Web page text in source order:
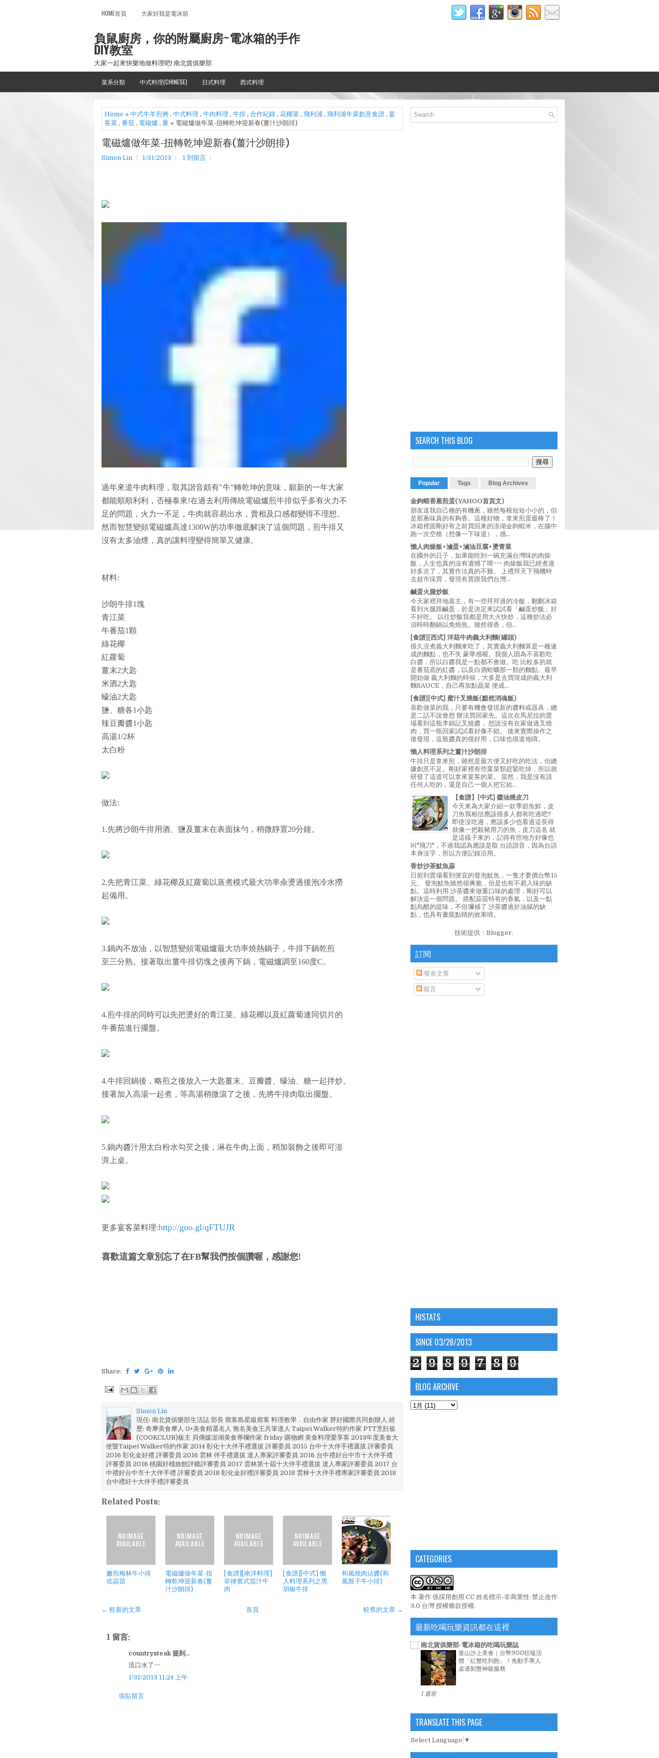
HOME首頁 大家好我是電冰箱
負鼠廚房，你的附屬廚房~電冰箱的手作
DIY教室
大家一起來快樂地做料理吧! 南北貨俱樂部
菜系分類 中式料理(CHINESE) 日式料理 西式料理
Home » 中式牛羊煎烤 , 中式料理 , 牛肉料理 , 牛排 , 合作紀錄 , 花椰菜 , 飛利浦 , 飛利浦年菜創意食譜 , 宴
客菜 , 番茄 , 電磁爐 , 薑 » 電磁爐做年菜-扭轉乾坤迎新春(薑汁沙朗排)
電磁爐做年菜-扭轉乾坤迎新春(薑汁沙朗排)
Simon Lin 1/31/2013 1 則留言
過年來道牛肉料理，取其諧音頗有"牛"轉乾坤的意味，願新的一年大家
都能順順利利，否極泰來!在過去利用傳統電磁爐煎牛排似乎多有火力不
足的問題，火力一不足，牛肉就容易出水，賣相及口感都變得不理想。
然而智慧變頻電磁爐高達1300W的功率徹底解決了這個問題，煎牛排又
沒有太多油煙，真的讓料理變得簡單又健康。
材料:
沙朗牛排1塊
青江菜
牛番茄1顆
綠花椰
紅蘿蔔
薑末2大匙
米酒2大匙
蠔油2大匙
鹽、糖各1小匙
辣豆瓣醬1小匙
高湯1/2杯
太白粉
做法:
1.先將沙朗牛排用酒、鹽及薑末在表面抹勻，稍微靜置20分鐘。
2.先把青江菜、綠花椰及紅蘿蔔以蒸煮模式最大功率汆燙過後泡冷水撈
起備用。
3.鍋內不放油，以智慧變頻電磁爐最大功率燒熱鍋子，牛排下鍋乾煎
至三分熟。接著取出薑牛排切塊之後再下鍋，電磁爐調至160度C。
4.煎牛排的同時可以先把燙好的青江菜、綠花椰以及紅蘿蔔連同切片的
牛番茄進行擺盤。
4.牛排回鍋後，略煎之後放入一大匙薑末、豆瓣醬、蠔油、糖一起拌炒。
接著加入高湯一起煮，等高湯稍微滾了之後，先將牛排肉取出擺盤。
5.鍋內醬汁用太白粉水勾芡之後，淋在牛肉上面，稍加裝飾之後即可澎
湃上桌。
更多宴客菜料理:http://goo.gl/qFTUJR
喜歡這篇文章別忘了在FB幫我們按個讚喔，感謝您!
Share:
Simon Lin
現任: 南北貨俱樂部生活誌 部長 窩客島星級窩客 料理教學．自由作家 胖好國際共同創辦人 經
歷: 奇摩美食摩人 G+美食精選名人 無名美食王共筆達人 Taipei Walker特約作家 PTT烹飪板
(COOKCLUB)板主 貝傳媒澎湖美食專欄作家 friday 購物網 美食料理愛享客 2013年度美食大
使暨Taipei Walker特約作家 2014 彰化十大伴手禮選拔 評審委員 2015 台中十大伴手禮選拔 評審委員
2016 彰化金好禮 評審委員 2016 雲林 伴手禮選拔 達人專家評審委員 2016 台中禮好台中市十大伴手禮
評審委員 2016 桃園好棧旅館評鑑評審委員 2017 雲林第十屆十大伴手禮選拔 達人專家評審委員 2017 台
中禮好台中市十大伴手禮 評審委員 2018 彰化金好禮評審委員 2018 雲林十大伴手禮專家評審委員 2018
台中禮好十大伴手禮評審委員
Related Posts:
嫩煎梅林牛小排
佐蒜苗
電磁爐做年菜-扭
轉乾坤迎新春(薑
汁沙朗排)
[食譜][南洋料理]
菲律賓式茄汁牛
肉
[食譜][中式] 懶
人料理系列之黑
胡椒牛排
和風燒肉沾醬(和
風骰子牛小排)
← 較新的文章 較舊的文章 →
首頁
1 留言:
countrysteak 提到...
流口水了~~
1/31/2013 11:24 上午
張貼留言
SEARCH THIS BLOG
Popular Tags Blog Archives
金鉤蝦香蔥煎蛋(YAHOO首頁文)
朋友送我自己種的有機蔥，雖然每根短短小小的，但
是那蔥味真的有夠香。這種好物，拿來煎蛋最棒了！
冰箱裡面剛好有之前買回來的澎湖金鉤蝦米，在腦中
跑一次空槍（想像一下味道），感...
懶人肉燥飯+滷蛋+滷油豆腐+燙青菜
在國外的日子，如果能吃到一碗充滿台灣味的肉燥
飯，人生也真的沒有遺憾了唷~~~ 肉燥飯我已經煮過
好多次了，其實作法真的不難。 上禮拜天下飛機時
去超市採買，發現有賣跟我們台灣...
鹹蛋火腿炒飯
今天家裡拜地基主，有一些拜拜過的冷飯，翻翻冰箱
看到火腿跟鹹蛋，於是決定來試試看「鹹蛋炒飯」好
不好吃。 以往炒飯我都是用大火快炒，這種炒法必
須時時翻鍋以免燒焦。雖然很香，但...
[食譜][西式] 洋菇牛肉義大利麵(罐頭)
很久沒煮義大利麵來吃了，其實義大利麵算是一種速
成的麵點，也不失 豪華感喔。我個人因為不喜歡吃
白醬，所以白醬我是一點都不會做。吃 比較多的就
是番茄底的紅醬，以及白酒蛤蠣那一類的麵點。最早
開始做 義大利麵的時候，大多是去買現成的義大利
麵SAUCE，自己再加點蔬菜 便成...
[食譜][中式] 蜜汁叉燒飯(黯然消魂飯)
喜歡做菜的我，只要有機會發現新的醬料或器具，總
是二話不說會想 辦法買回家先。這次在馬尼拉的賣
場看到這瓶李錦記叉燒醬， 想說沒有在家做過叉燒
肉，買一瓶回家試試看好像不錯。 後來實際操作之
後發現，這瓶醬真的很好用，口味也很道地唷。
懶人料理系列之薑汁沙朗排
牛排只是拿來煎，雖然是最方便又好吃的吃法，但總
嫌創意不足。剛好家裡有些葉菜類趕緊吃掉，所以就
研發了這道可以拿來宴客的菜。 當然，我是沒有請
任何人吃的，還是自己一個人把它給...
【食譜】[中式] 醬油燒皮刀
今天來為大家介紹一款季節魚鮮，皮
刀魚我相信應該很多人都有吃過吧?
即使沒吃過，應該多少也看過這長得
就像一把殺豬用刀的魚，皮刀這名 就
是這樣子來的，記得有些地方好像也
叫"飛刀"，不過我認為應該是取 台語諧音，因為台語
本身沒字，所以方便記錄沿用。
香炒沙茶魷魚蒜
日前到賣場看到便宜的發泡魷魚，一隻才要價台幣15
元。 發泡魷魚雖然很爽脆，但是也有不易入味的缺
點。這時利用 沙茶醬來做重口味的處理，剛好可以
解決這一個問題。 搭配蒜苗特有的香氣，以及一點
點烏醋的提味，不但彌補了 沙茶醬過於油膩的缺
點，也具有畫龍點睛的效果唷。
技術提供： Blogger.
訂閱
發表文章
留言
HISTATS
SINCE 03/28/2013
2 9 8 9 7 8 9
BLOG ARCHIVE
CATEGORIES
本 著作 係採用創用 CC 姓名標示-非商業性-禁止改作
3.0 台灣 授權條款授權.
最新吃喝玩樂資訊都在這裡
南北貨俱樂部-電冰箱的吃喝玩樂誌
釜山沙上美食｜台幣900狂嗑活
體「紅蟹吃到飽」！免動手專人
桌邊剝蟹神級服務
1 週前
TRANSLATE THIS PAGE
Select Language ▼